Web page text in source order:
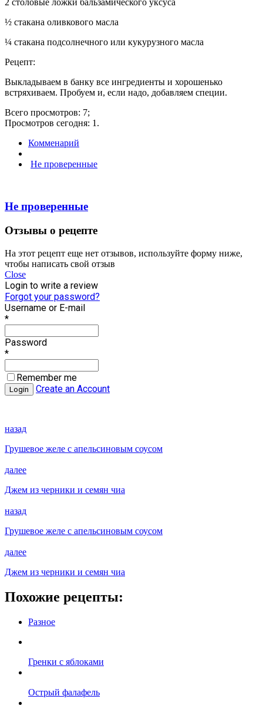
½ стакана оливкового масла
¼ стакана подсолнечного или кукурузного масла
Рецепт:
Выкладываем в банку все ингредиенты и хорошенько
встряхиваем. Пробуем и, если надо, добавляем специи.
Всего просмотров: 7;
Просмотров сегодня: 1.
Комменарий
Не проверенные
Не проверенные
Отзывы о рецепте
На этот рецепт еще нет отзывов, используйте форму ниже,
чтобы написать свой отзыв
Close
Login to write a review
Forgot your password?
Username or E-mail
*
Password
*
Remember me
Create an Account
назад
Грушевое желе с апельсиновым соусом
далее
Джем из черники и семян чиа
назад
Грушевое желе с апельсиновым соусом
далее
Джем из черники и семян чиа
Похожие рецепты:
Разное
Гренки с яблоками
Острый фалафель